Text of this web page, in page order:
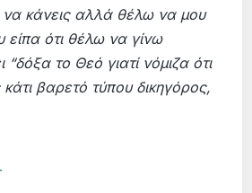
να κάνεις αλλά θέλω να μου
είπα ότι θέλω να γίνω
“δόξα το Θεό γιατί νόμιζα ότι
βαρετό τύπου δικηγόρος,